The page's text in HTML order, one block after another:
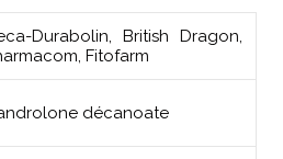
Durabolin, British Dragon,
Fitofarm
décanoate